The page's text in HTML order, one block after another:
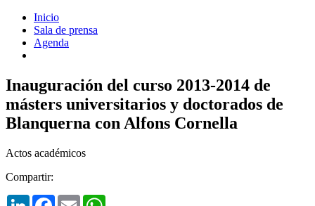
Inicio
Sala de prensa
Agenda
Inauguración del curso 2013-2014 de
másters universitarios y doctorados de
Blanquerna con Alfons Cornella
Actos académicos
Compartir:
LinkedInFacebook
Email